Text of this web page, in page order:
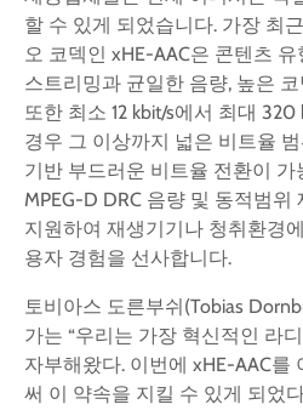
할 수 있게 되었습니다. 가장 최
오 코덱인 xHE-AAC은 콘텐츠
스트리밍과 균일한 음량, 높은
또한 최소 12 kbit/s에서 최대
경우 그 이상까지 넓은 비트율
기반 부드러운 비트율 전환이 가
MPEG-D DRC 음량 및 동적범위
지원하여 재생기기나 청취환경
용자 경험을 선사합니다.
토비아스 도른부쉬(Tobias
가는 “우리는 가장 혁신적인 라
자부해왔다. 이번에 xHE-AAC를
써 이 약속을 지킬 수 있게 되었